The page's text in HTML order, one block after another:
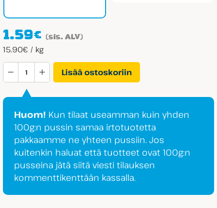
1.59€ (sis. ALV)
15.90€ / kg
Bulgari
Vaahtojäätelö
määrä
Lisää ostoskoriin
Huom! Kun tilaat useamman kuin yhden
100g:n pussin samaa irtotuotetta
pakkaamme ne yhteen pussiin. Jos
kuitenkin haluat että tuotteet ovat 100g:n
pusseina jätä siitä viesti tilauksen
kommenttikenttään kassalla.